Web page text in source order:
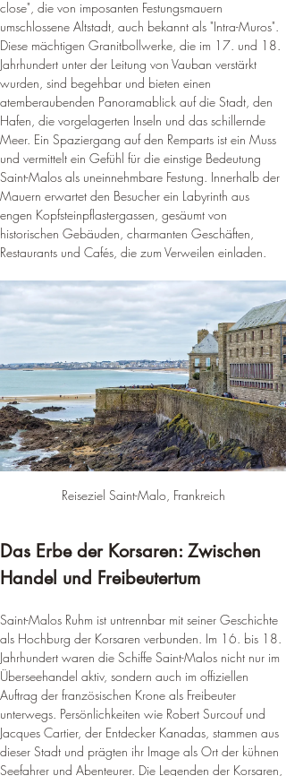
close", die von imposanten Festungsmauern
umschlossene Altstadt, auch bekannt als "Intra-Muros".
Diese mächtigen Granitbollwerke, die im 17. und 18.
Jahrhundert unter der Leitung von Vauban verstärkt
wurden, sind begehbar und bieten einen
atemberaubenden Panoramablick auf die Stadt, den
Hafen, die vorgelagerten Inseln und das schillernde
Meer. Ein Spaziergang auf den Remparts ist ein Muss
und vermittelt ein Gefühl für die einstige Bedeutung
Saint-Malos als uneinnehmbare Festung. Innerhalb der
Mauern erwartet den Besucher ein Labyrinth aus
engen Kopfsteinpflastergassen, gesäumt von
historischen Gebäuden, charmanten Geschäften,
Restaurants und Cafés, die zum Verweilen einladen.
Reiseziel Saint-Malo, Frankreich
Das Erbe der Korsaren: Zwischen
Handel und Freibeutertum
Saint-Malos Ruhm ist untrennbar mit seiner Geschichte
als Hochburg der Korsaren verbunden. Im 16. bis 18.
Jahrhundert waren die Schiffe Saint-Malos nicht nur im
Überseehandel aktiv, sondern auch im offiziellen
Auftrag der französischen Krone als Freibeuter
unterwegs. Persönlichkeiten wie Robert Surcouf und
Jacques Cartier, der Entdecker Kanadas, stammen aus
dieser Stadt und prägten ihr Image als Ort der kühnen
Seefahrer und Abenteurer. Die Legenden der Korsaren,